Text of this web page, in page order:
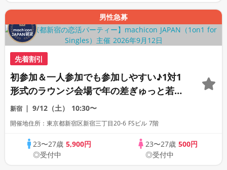
男性急募
先着割引
初参加＆一人参加でも参加しやすい♪1対1
形式のラウンジ会場で年の差ぎゅっと若め
の同世代恋活パーティー♪《上質な1対1相
席専用会場》《全席半個室》《飲み放題付
新宿 9/12（土） 10:30〜
開催地住所：東京都新宿区新宿三丁目20-6 FSビル 7階
23〜27歳5,900円
◎受付中
23〜27歳 500円
◎受付中